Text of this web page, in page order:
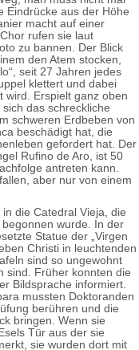
Eindrücke aus der Höhe
macht auf einer
rufen sie laut
zu bannen. Der Blick
den Atem stocken,
seit 27 Jahren jedes
klettert und dabei
wird. Erspielt ganz oben
das schreckliche
schweren Erdbeben von
beschädigt hat, die
gefordert hat. Der
Rufino de Aro, ist 50
antreten kann.
aber nur von einem
die Catedral Vieja, die
wurde. In der
Statue der „Virgen
Christi in leuchtenden
sind so ungewohnt
sind. Früher konnten die
Bildsprache informiert.
mussten Doktoranden
berühren und die
bringen. Wenn sie
Tür aus der sie
sie wurden dort mit